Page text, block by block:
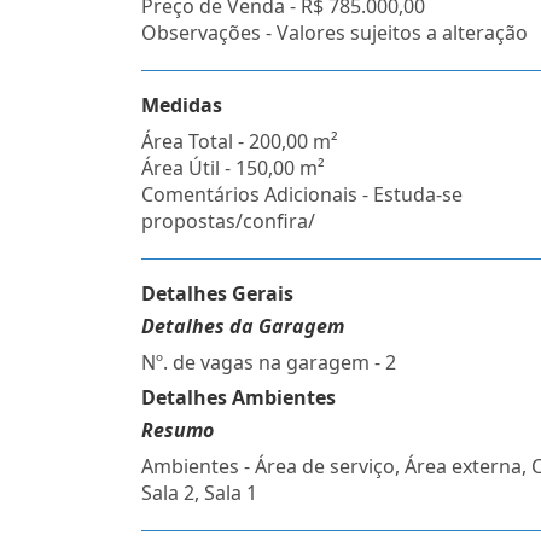
Preço de Venda - R$ 785.000,00
Observações - Valores sujeitos a alteração
Medidas
Área Total - 200,00 m²
Área Útil - 150,00 m²
Comentários Adicionais - Estuda-se
propostas/confira/
Detalhes Gerais
Detalhes da Garagem
Nº. de vagas na garagem - 2
Detalhes Ambientes
Resumo
Ambientes - Área de serviço, Área externa,
Sala 2, Sala 1